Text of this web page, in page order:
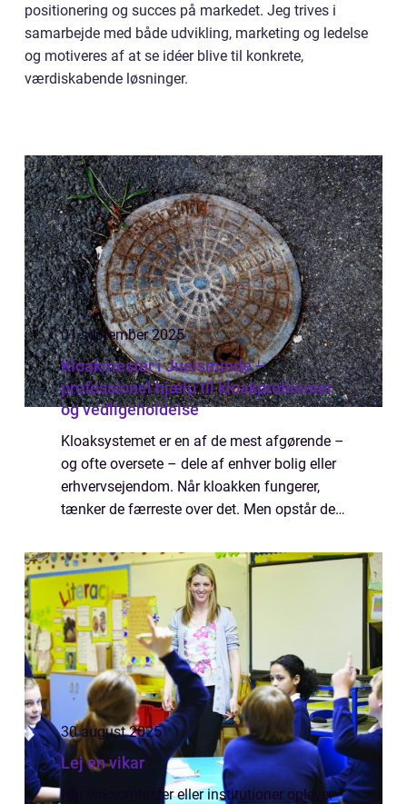
positionering og succes på markedet. Jeg trives i
samarbejde med både udvikling, marketing og ledelse
og motiveres af at se idéer blive til konkrete,
værdiskabende løsninger.
01 september 2025
Kloakmester i Juelsminde –
professionel hjælp til kloakproblemer
og vedligeholdelse
Kloaksystemet er en af de mest afgørende –
og ofte oversete – dele af enhver bolig eller
erhvervsejendom. Når kloakken fungerer,
tænker de færreste over det. Men opstår der
30 august 2025
Lej en vikar
Når virksomheder eller institutioner oplever